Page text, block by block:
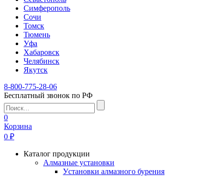
Симферополь
Сочи
Томск
Тюмень
Уфа
Хабаровск
Челябинск
Якутск
8-800-775-28-06
Бесплатный звонок по РФ
0
Корзина
0 ₽
Каталог продукции
Алмазные установки
Уcтановки алмазного бурения